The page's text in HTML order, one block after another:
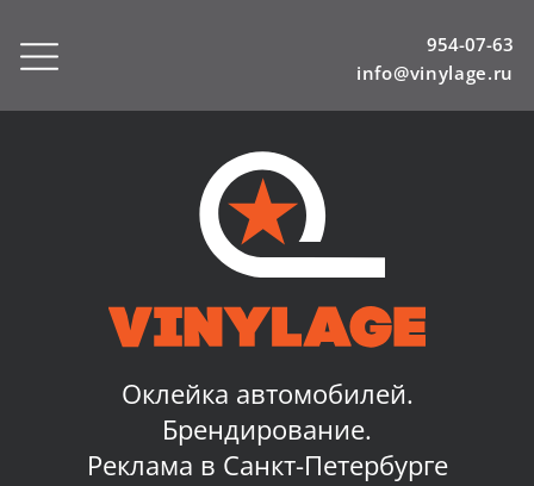
954-07-63
info@vinylage.ru
Оклейка автомобилей.
Брендирование.
Реклама в Санкт-Петербурге